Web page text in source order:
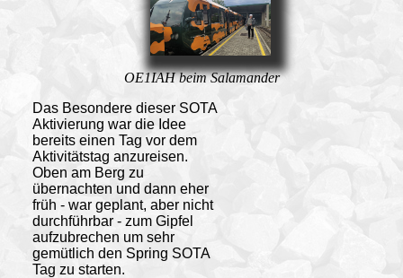
OE1IAH beim Salamander
Das Besondere dieser SOTA
Aktivierung war die Idee
bereits einen Tag vor dem
Aktivitätstag anzureisen.
Oben am Berg zu
übernachten und dann eher
früh - war geplant, aber nicht
durchführbar - zum Gipfel
aufzubrechen um sehr
gemütlich den Spring SOTA
Tag zu starten.